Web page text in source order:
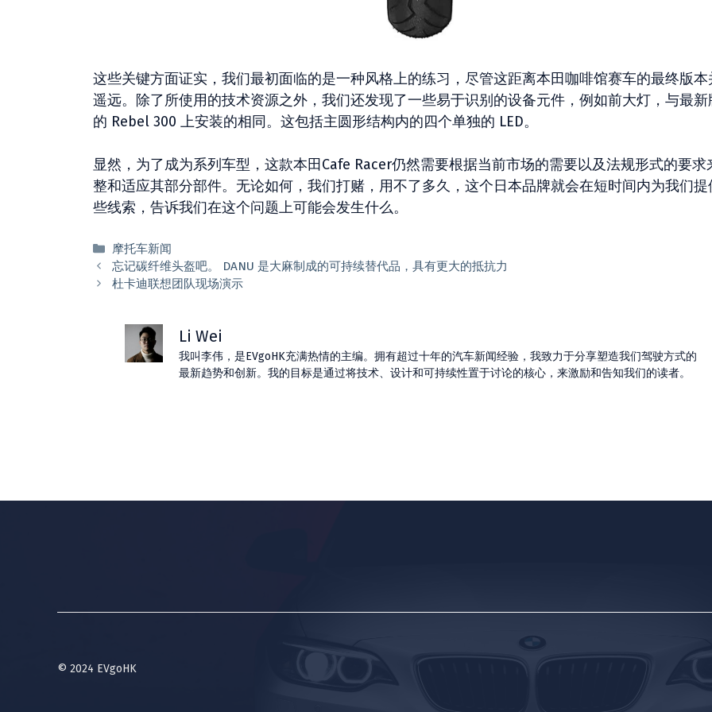
这些关键方面证实，我们最初面临的是一种风格上的练习，尽管这距离本田咖啡馆赛车的最终版本
遥远。除了所使用的技术资源之外，我们还发现了一些易于识别的设备元件，例如前大灯，与最新
的 Rebel 300 上安装的相同。这包括主圆形结构内的四个单独的 LED。
显然，为了成为系列车型，这款本田Cafe Racer仍然需要根据当前市场的需要以及法规形式的要求
整和适应其部分部件。无论如何，我们打赌，用不了多久，这个日本品牌就会在短时间内为我们提
些线索，告诉我们在这个问题上可能会发生什么。
分
类
摩托车新闻
忘记碳纤维头盔吧。 DANU 是大麻制成的可持续替代品，具有更大的抵抗力
杜卡迪联想团队现场演示
Li Wei
我叫李伟，是EVgoHK充满热情的主编。拥有超过十年的汽车新闻经验，我致力于分享塑造我们驾驶方式的
最新趋势和创新。我的目标是通过将技术、设计和可持续性置于讨论的核心，来激励和告知我们的读者。
© 2024 EVgoHK